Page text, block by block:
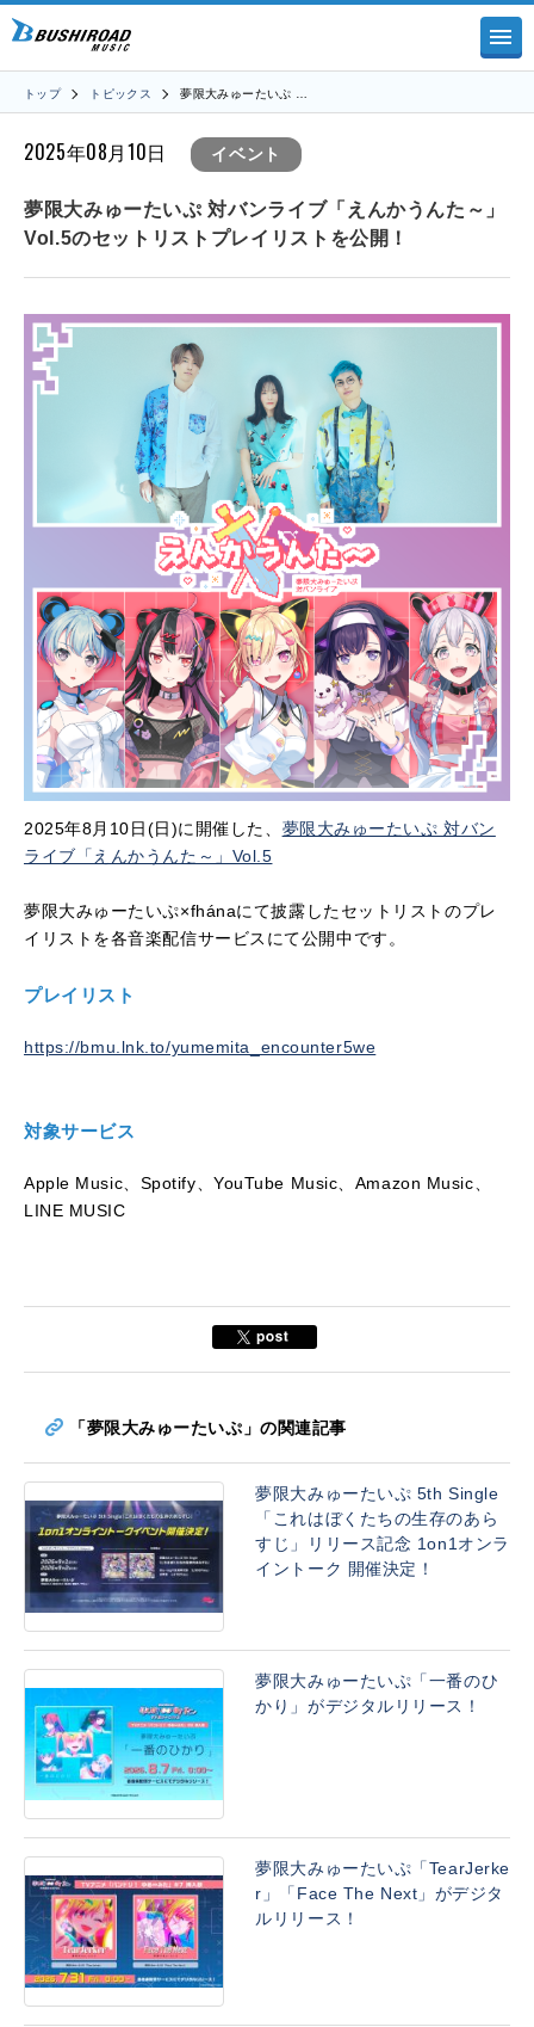
トップ トピックス 夢限大みゅーたいぷ …
2025年08月10日 イベント
夢限大みゅーたいぷ 対バンライブ「えんかうんた～」
Vol.5のセットリストプレイリストを公開！
2025年8月10日(日)に開催した、 夢限大みゅーたいぷ 対バン
ライブ「えんかうんた～」Vol.5
夢限大みゅーたいぷ×fhánaにて披露したセットリストのプレ
イリストを各音楽配信サービスにて公開中です。
プレイリスト
https://bmu.lnk.to/yumemita_encounter5we
対象サービス
Apple Music、Spotify、YouTube Music、Amazon Music、
LINE MUSIC
「夢限大みゅーたいぷ」の関連記事
夢限大みゅーたいぷ 5th Single
「これはぼくたちの生存のあら
すじ」リリース記念 1on1オンラ
イントーク 開催決定！
夢限大みゅーたいぷ「一番のひ
かり」がデジタルリリース！
夢限大みゅーたいぷ「TearJerke
r」「Face The Next」がデジタ
ルリリース！